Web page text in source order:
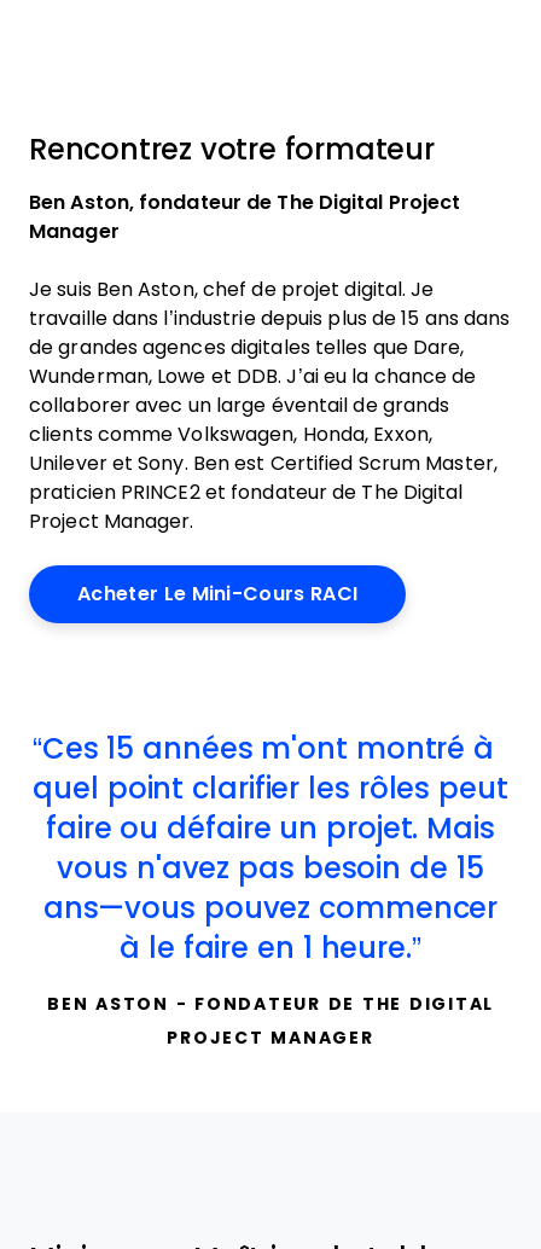
Rencontrez votre formateur
Ben Aston, fondateur de The Digital Project
Manager
Je suis Ben Aston, chef de projet digital. Je
travaille dans l’industrie depuis plus de 15 ans dans
de grandes agences digitales telles que Dare,
Wunderman, Lowe et DDB. J’ai eu la chance de
collaborer avec un large éventail de grands
clients comme Volkswagen, Honda, Exxon,
Unilever et Sony. Ben est Certified Scrum Master,
praticien PRINCE2 et fondateur de The Digital
Project Manager.
Acheter Le Mini-Cours RACI
Ces 15 années m'ont montré à
quel point clarifier les rôles peut
faire ou défaire un projet. Mais
vous n'avez pas besoin de 15
ans—vous pouvez commencer
à le faire en 1 heure.
BEN ASTON - FONDATEUR DE THE DIGITAL
PROJECT MANAGER